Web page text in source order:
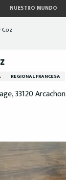
NUESTRO MUNDO
REGIONAL FRANCESA
33120 Arcachon